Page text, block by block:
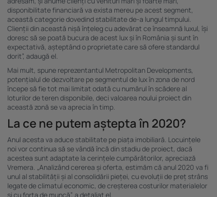
disponibilitate financiară va exista mereu pe acest segment,
această categorie dovedind stabilitate de-a lungul timpului.
Clienții din această nișă înțeleg cu adevărat ce înseamnă luxul, își
doresc să se poată bucura de acest lux și în România și sunt în
expectativă, așteptând o proprietate care să ofere standardul
dorit”, adaugă el.
Mai mult, spune reprezentantul Metropolitan Developments,
potențialul de dezvoltare pe segmentul de lux în zona de nord
începe să fie tot mai limitat odată cu numărul în scădere al
loturilor de teren disponibile, deci valoarea noului proiect din
această zonă se va aprecia în timp.
La ce ne putem aștepta în 2020?
Anul acesta va aduce stabilitate pe piața imobiliară. Locuințele
noi vor continua să se vândă încă din stadiu de proiect, dacă
acestea sunt adaptate la cerințele cumpărătorilor, apreciază
Vremera. „Analizând cererea și oferta, estimăm că anul 2020 va fi
unul al stabilității și al consolidării pieței, cu evoluții de preț strâns
legate de climatul economic, de creșterea costurilor materialelor
și cu forța de muncă”, a detaliat el.